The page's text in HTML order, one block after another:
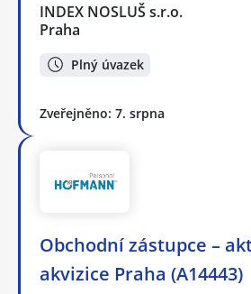
INDEX NOSLUŠ s.r.o.
Praha
Plný úvazek
Zveřejněno: 7. srpna
Obchodní zástupce –
akvizice Praha (A14443)